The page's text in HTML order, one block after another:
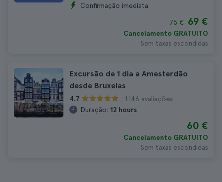
Confirmação imediata
75 € 69 €
Cancelamento GRATUITO
Sem taxas escondidas
Excursão de 1 dia a Amesterdão
desde Bruxelas
4.7
1.146 avaliações
Duração: 12 hours
60 €
Cancelamento GRATUITO
Sem taxas escondidas